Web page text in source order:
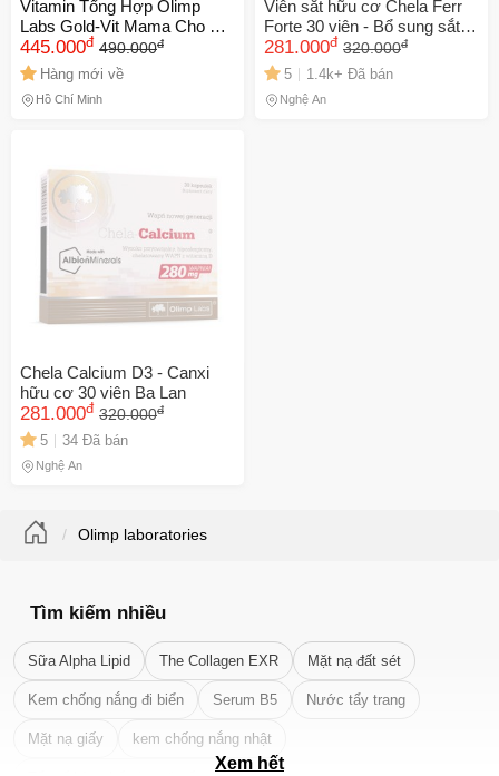
Vitamin Tổng Hợp Olimp
Labs Gold-Vit Mama Cho Mẹ
Bầu & Sau Sinh - Hỗ Trợ
Phát Triển Thai Nhi, Hồi Phục
Sức Khỏe, 30 Viên
445.000đ 490.000đ
Hàng mới về
Hồ Chí Minh
Viên sắt hữu cơ Chela Ferr
Forte 30 viên - Bổ sung sắt
dễ hấp thu, hỗ trợ cải thiện
thiếu máu, an toàn cho phụ
nữ mang thai và cho con bú
281.000đ 320.000đ
5 1.4k+ Đã bán
Nghệ An
Chela Calcium D3 - Canxi
hữu cơ 30 viên Ba Lan
281.000đ 320.000đ
5 34 Đã bán
Nghệ An
Olimp laboratories
Tìm kiếm nhiều
Sữa Alpha Lipid The Collagen EXR Mặt nạ đất sét
Kem chống nắng đi biển Serum B5 Nước tẩy trang
Mặt nạ giấy kem chống nắng nhật
Xem hết